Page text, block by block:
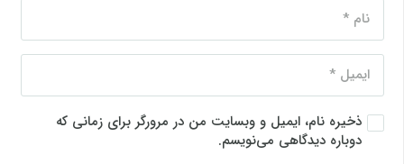
ذخیره نام، ایمیل و وبسایت من در مرورگر برای زمانی که
دوباره دیدگاهی می‌نویسم.